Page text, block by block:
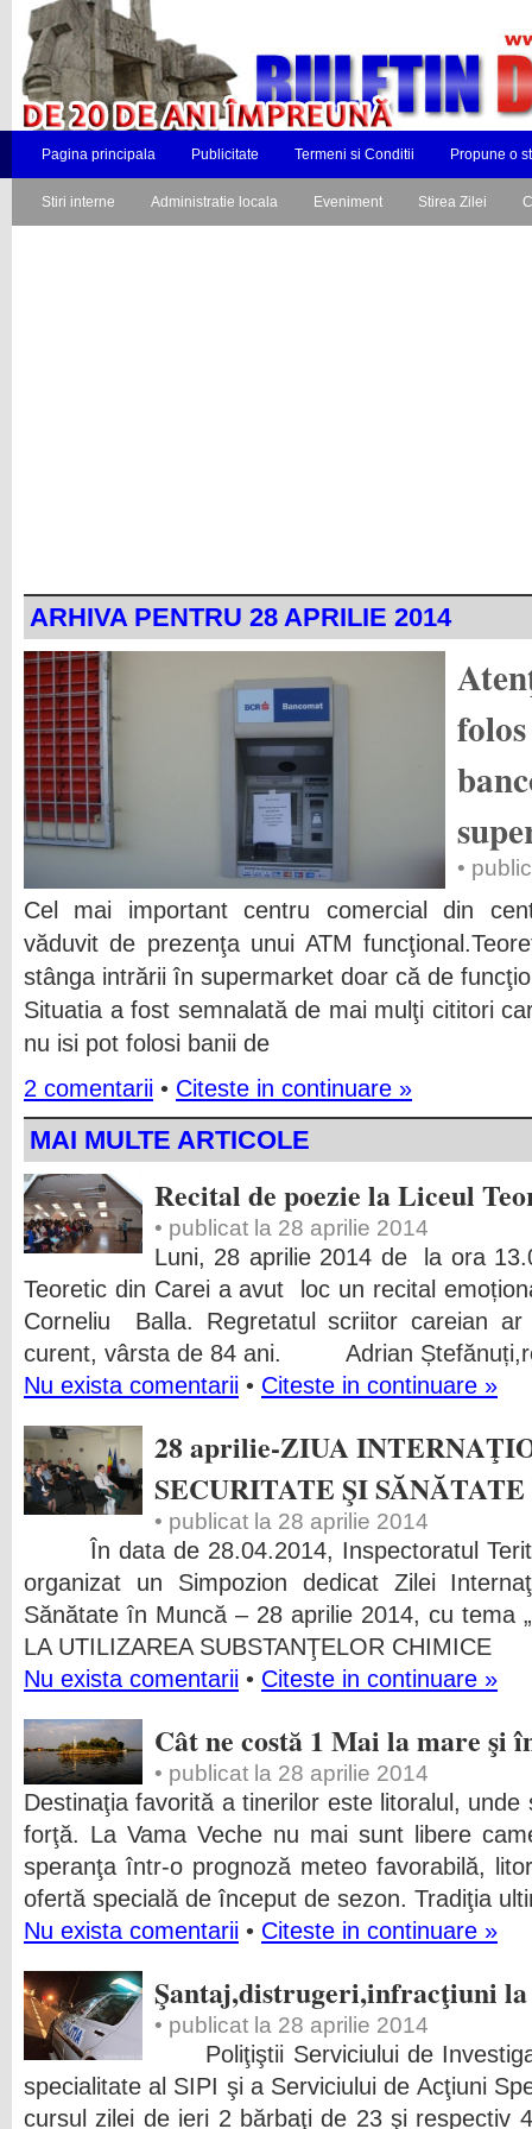
Pagina principala Publicitate Termeni si Conditii Propune o
Stiri interne Administratie locala Eveniment Stirea Zilei
ARHIVA PENTRU 28 APRILIE 2014
•
Cel mai important centru comercial din
văduvit de prezenţa unui ATM
stânga intrării în supermarket doar că de
Situatia a fost semnalată de mai mulţi cititori
nu isi pot folosi banii de
2 comentarii • Citeste in continuare »
MAI MULTE ARTICOLE
Recital de poezie la Liceul
• publicat la 28 aprilie 2014
Luni, 28 aprilie 2014 de la ora
Teoretic din Carei a avut loc un recital
Corneliu Balla. Regretatul scriitor careian
curent, vârsta de 84 ani. Adrian
Nu exista comentarii • Citeste in continuare »
28 aprilie-ZIUA
SECURITATE ŞI
• publicat la 28 aprilie 2014
În data de 28.04.2014, Inspectoratul
organizat un Simpozion dedicat Zilei
Sănătate în Muncă – 28 aprilie 2014, cu tema
LA UTILIZAREA SUBSTANŢELOR CHIMICE
Nu exista comentarii • Citeste in continuare »
Cât ne costă 1 Mai la mare şi
• publicat la 28 aprilie 2014
Destinaţia favorită a tinerilor este litoralul,
forţă. La Vama Veche nu mai sunt libere
speranţa într-o prognoză meteo favorabilă,
ofertă specială de început de sezon. Tradiţia
Nu exista comentarii • Citeste in continuare »
Şantaj,distrugeri,infracţiuni
• publicat la 28 aprilie 2014
Poliţiştii Serviciului de
specialitate al SIPI şi a Serviciului de Acţiuni
cursul zilei de ieri 2 bărbaţi de 23 şi respectiv